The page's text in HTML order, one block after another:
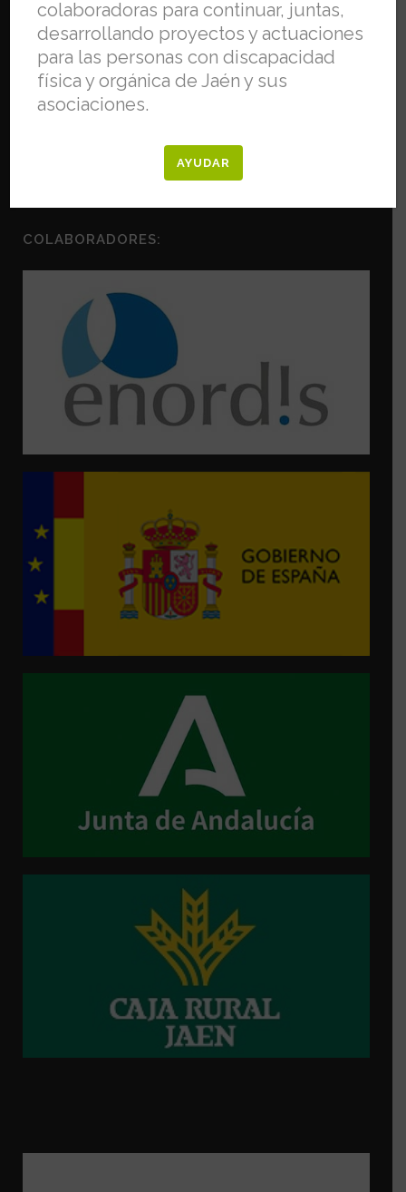
COLABORADORES:
colaboradoras para continuar, juntas,
desarrollando proyectos y actuaciones
para las personas con discapacidad
física y orgánica de Jaén y sus
asociaciones.
AYUDAR